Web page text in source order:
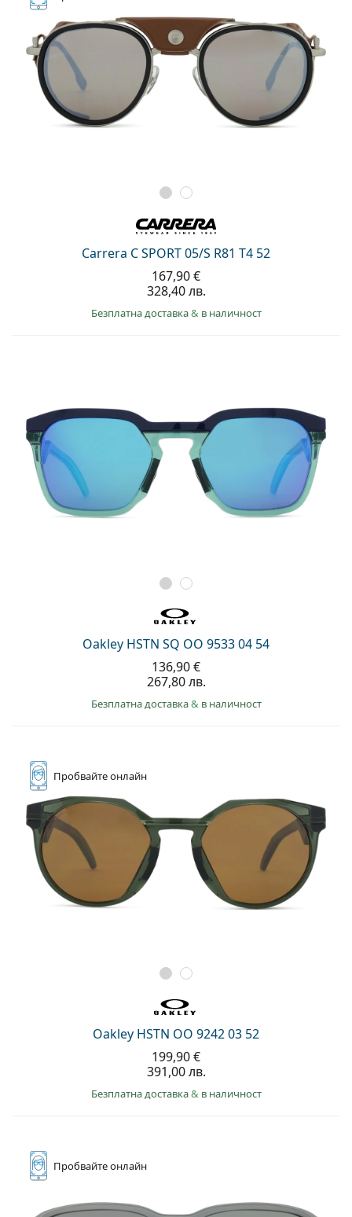
Carrera C SPORT 05/S R81 T4 52
167,90 €
328,40 лв.
Безплатна доставка& в наличност
Oakley HSTN SQ OO 9533 04 54
136,90 €
267,80 лв.
Безплатна доставка& в наличност
Пробвайтеонлайн
Oakley HSTN OO 9242 03 52
199,90 €
391,00 лв.
Безплатна доставка& в наличност
Пробвайтеонлайн